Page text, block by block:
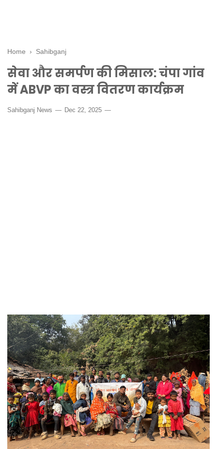
Home › Sahibganj
सेवा और समर्पण की मिसाल: चंपा गांव
में ABVP का वस्त्र वितरण कार्यक्रम
Sahibganj News Dec 22, 2025